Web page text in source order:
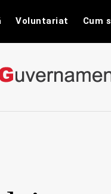
Voluntariat Cum